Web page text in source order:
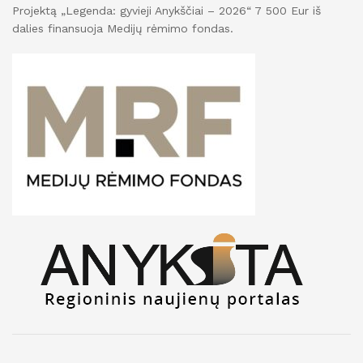
Projektą „Legenda: gyvieji Anykščiai – 2026“ 7 500 Eur iš
dalies finansuoja Medijų rėmimo fondas.